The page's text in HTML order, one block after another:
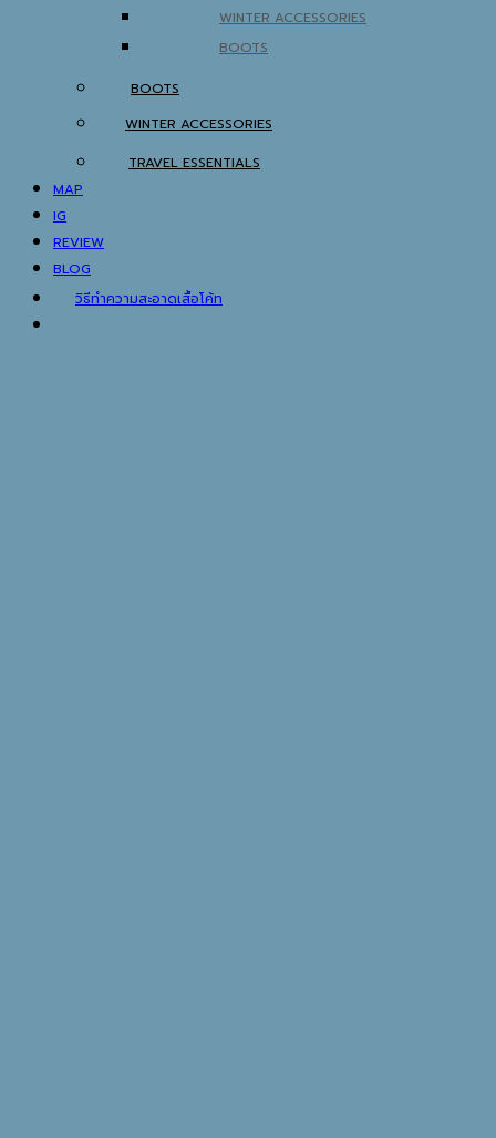
WINTER ACCESSORIES
BOOTS
BOOTS
WINTER ACCESSORIES
TRAVEL ESSENTIALS
MAP
IG
REVIEW
BLOG
วิธีทำความสะอาดเสื้อโค้ท